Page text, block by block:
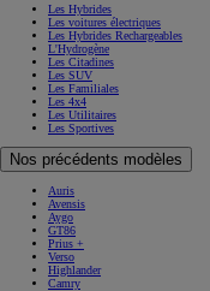
Les Hybrides
Les voitures électriques
Les Hybrides Rechargeables
L'Hydrogène
Les Citadines
Les SUV
Les Familiales
Les 4x4
Les Utilitaires
Les Sportives
Nos précédents modèles
Auris
Avensis
Aygo
GT86
Prius +
Verso
Highlander
Camry